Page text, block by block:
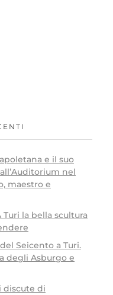
e il suo
nel
maestro e
Turi la bella scultura
Seicento a Turi.
degli Asburgo e
discute di